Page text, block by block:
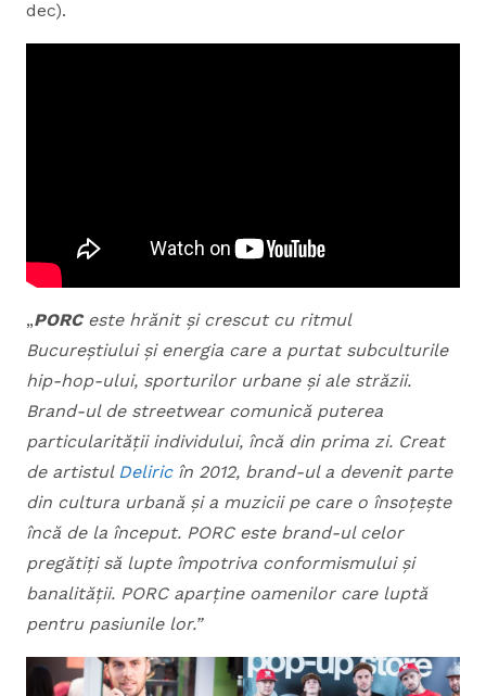
dec).
„PORCeste hrănit și crescut cu ritmul
Bucureștiului și energia care a purtat subculturile
hip-hop-ului, sporturilor urbane și ale străzii.
Brand-ul de streetwear comunică puterea
particularității individului, încă din prima zi. Creat
de artistul Deliricîn 2012, brand-ul a devenit parte
din cultura urbană și a muzicii pe care o însoțește
încă de la început. PORC este brand-ul celor
pregătiți să lupte împotriva conformismului și
banalității. PORC aparține oamenilor care luptă
pentru pasiunile lor.”